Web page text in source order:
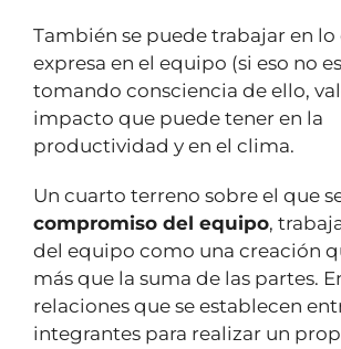
También se puede trabajar en lo
expresa en el equipo (si eso no
tomando consciencia de ello,
impacto que puede tener en la
productividad y en el clima.
Un cuarto terreno sobre el que
compromiso del equipo,
del equipo como una creación
más que la suma de las partes.
relaciones que se establecen
integrantes para realizar un